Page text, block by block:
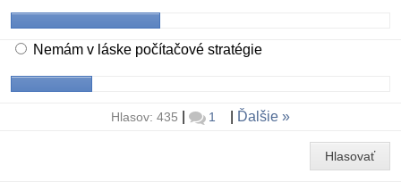
Nemám v láske počítačové stratégie
Hlasov: 435 1 Ďalšie
Hlasovať